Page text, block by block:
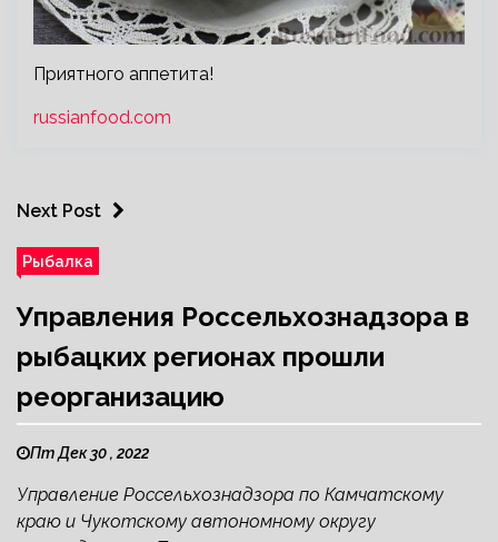
Приятного аппетита!
russianfood.com
Next Post
Рыбалка
Управления Россельхознадзора в
рыбацких регионах прошли
реорганизацию
Пт Дек 30 , 2022
Управление Россельхознадзора по Камчатскому
краю и Чукотскому автономному округу